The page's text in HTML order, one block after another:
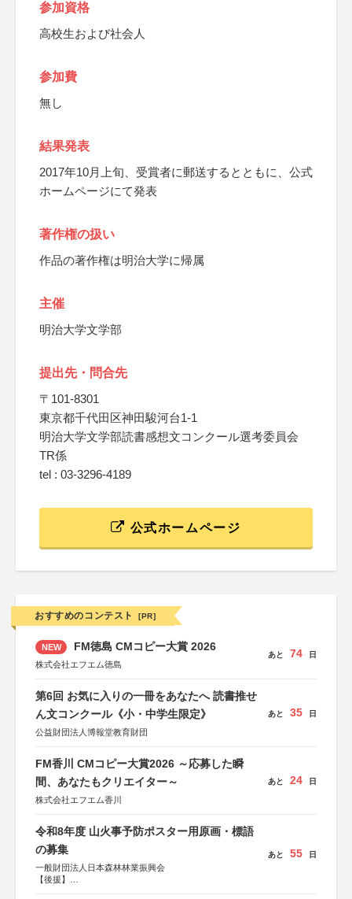
参加資格
高校生および社会人
参加費
無し
結果発表
2017年10月上旬、受賞者に郵送するとともに、公式
ホームページにて発表
著作権の扱い
作品の著作権は明治大学に帰属
主催
明治大学文学部
提出先・問合先
〒101-8301
東京都千代田区神田駿河台1-1
明治大学文学部読書感想文コンクール選考委員会
TR係
tel : 03-3296-4189
公式ホームページ
おすすめのコンテスト [PR]
NEW FM徳島 CMコピー大賞 2026
株式会社エフエム徳島
あと 74 日
第6回 お気に入りの一冊をあなたへ 読書推せ
ん文コンクール《小・中学生限定》
公益財団法人博報堂教育財団
あと 35 日
FM香川 CMコピー大賞2026 ～応募した瞬
間、あなたもクリエイター～
株式会社エフエム香川
あと 24 日
令和8年度 山火事予防ポスター用原画・標語
の募集
一般財団法人日本森林林業振興会
【後援】
あと 55 日